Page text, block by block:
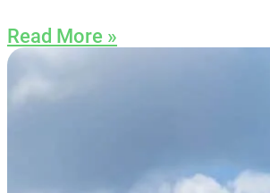
Read More »